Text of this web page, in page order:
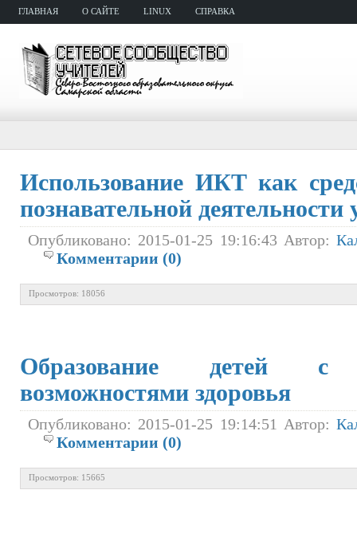
ГЛАВНАЯ О САЙТЕ LINUX СПРАВКА
Использование ИКТ как
познавательной деятельности
Опубликовано: 2015-01-25 19:16:43 Автор:
Комментарии (0)
Просмотров: 18056
Образование детей с
возможностями здоровья
Опубликовано: 2015-01-25 19:14:51 Автор:
Комментарии (0)
Просмотров: 15665